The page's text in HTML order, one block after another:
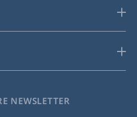
NEWSLETTER